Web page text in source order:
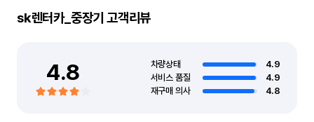
sk렌터카_중장기 고객리뷰
4.8 차량상태
4.9
서비스 품질
4.9
재구매 의사
4.8